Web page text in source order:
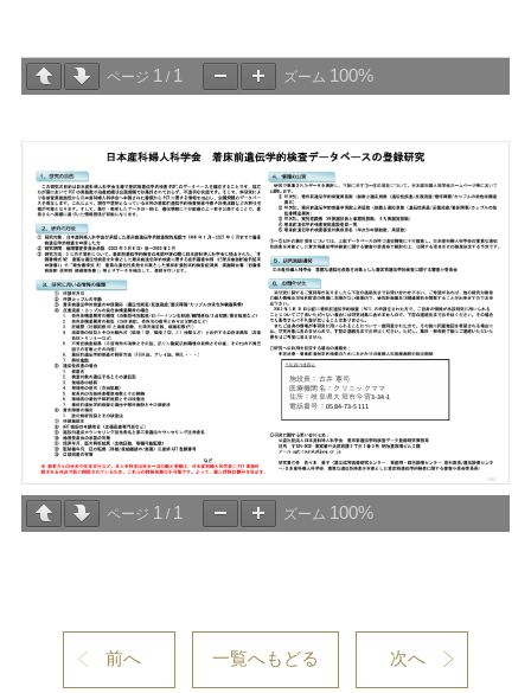
ページ 1 / 1 ズーム 100%
ページ 1 / 1 ズーム 100%
前へ 一覧へもどる 次へ